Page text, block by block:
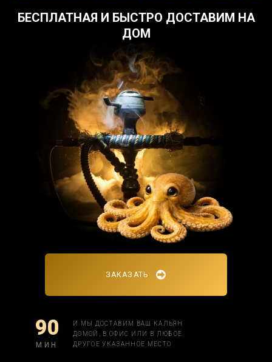
БЕСПЛАТНАЯ И БЫСТРО ДОСТАВИМ НА
ДОМ
ЗАКАЗАТЬ
90
МИН
И МЫ ДОСТАВИМ ВАШ КАЛЬЯН
ДОМОЙ, В ОФИС ИЛИ В ЛЮБОЕ
ДРУГОЕ УКАЗАННОЕ МЕСТО